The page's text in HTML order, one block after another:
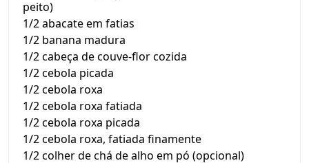
peito)
1/2 abacate em fatias
1/2 banana madura
1/2 cabeça de couve-flor cozida
1/2 cebola picada
1/2 cebola roxa
1/2 cebola roxa fatiada
1/2 cebola roxa picada
1/2 cebola roxa, fatiada finamente
1/2 colher de chá de alho em pó (opcional)